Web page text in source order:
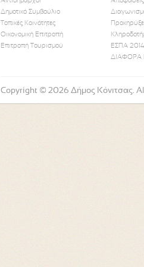
Δημοτικό Συμβούλιο
Τοπικές Κοινότητες
Οικονομική Επιτροπή
Επιτροπή Τουρισμού
ΕΣΠΑ
ΔΙΑΦΟΡΑ
Copyright © 2026 Δήμος Κόνιτσας.